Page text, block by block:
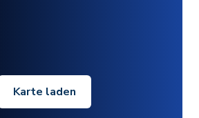
Karte laden